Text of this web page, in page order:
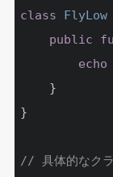
class
FlyLow
public
echo
}
// 具体的なク